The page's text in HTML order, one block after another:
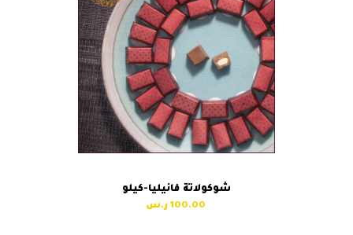
شوكولاتة فانيليا-كيلو